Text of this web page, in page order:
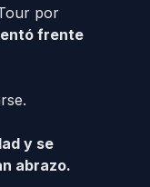
por
frente
y se
abrazo.